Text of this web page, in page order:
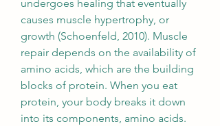
undergoes healing that eventually
causes muscle hypertrophy, or
growth (Schoenfeld, 2010). Muscle
repair depends on the availability of
amino acids, which are the building
blocks of protein. When you eat
protein, your body breaks it down
into its components, amino acids.